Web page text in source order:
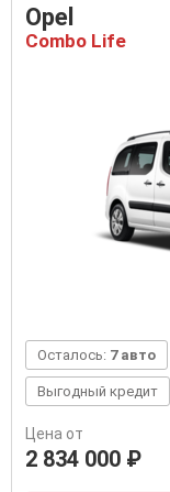
Opel
Combo Life
Осталось: 7 авто
Выгодный кредит
Цена от
2 834 000 ₽